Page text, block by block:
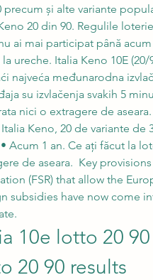
precum și alte variante
20 din 90. Regulile
ai mai participat până
ureche. Italia Keno 10E
najveća međunarodna
su izvlačenja svakih 5
nici o extragere de
Keno, 20 de variante de
• Acum 1 an. Ce ați făcut la
de aseara.  Key
(FSR) that allow the
subsidies have now come
10e lotto 20
20 90 results